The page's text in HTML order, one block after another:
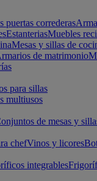
puertas correderas
EstanteriasMuebles
Mesas y sillas de
de matrimonio
para sillas
multiusos
de mesas y
chefVinos y licores
integrables